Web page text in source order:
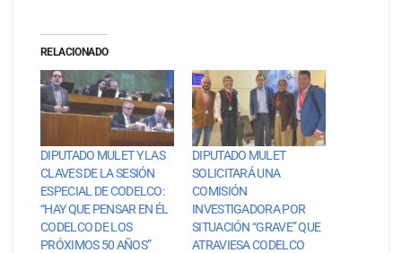
RELACIONADO
DIPUTADO MULET Y LAS
CLAVES DE LA SESIÓN
ESPECIAL DE CODELCO:
“HAY QUE PENSAR EN ÉL
CODELCO DE LOS
PRÓXIMOS 50 AÑOS”
DIPUTADO MULET
SOLICITARÁ UNA
COMISIÓN
INVESTIGADORA POR
SITUACIÓN “GRAVE” QUE
ATRAVIESA CODELCO